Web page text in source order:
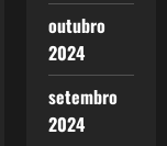
outubro
2024
setembro
2024